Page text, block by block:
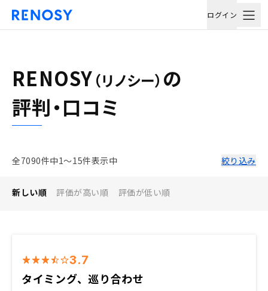
ログイン
RENOSY （リノシー） の
評判・口コミ
全7090件中1〜15件表示中 絞り込み
新しい順 評価が高い順 評価が低い順
3.7
タイミング、巡り合わせ